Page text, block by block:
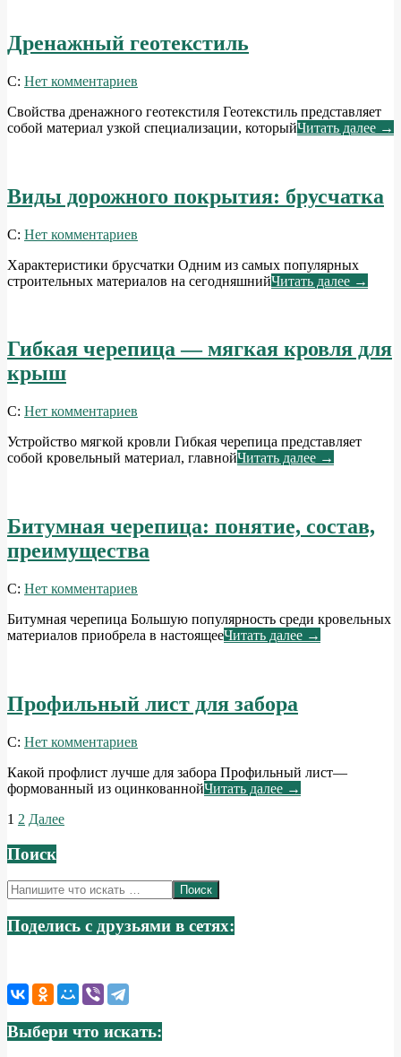
Дренажный геотекстиль
2014-
04
С: Нет комментариев
Свойства дренажного геотекстиля Геотекстиль представляет
собой материал узкой специализации, которыйЧитать далее →
Виды дорожного покрытия: брусчатка
2014-
01
С: Нет комментариев
Характеристики брусчатки Одним из самых популярных
строительных материалов на сегодняшнийЧитать далее →
Гибкая черепица — мягкая кровля для
крыш
2014-
29
С: Нет комментариев
Устройство мягкой кровли Гибкая черепица представляет
собой кровельный материал, главнойЧитать далее →
Битумная черепица: понятие, состав,
преимущества
2014-
26
С: Нет комментариев
Битумная черепица Большую популярность среди кровельных
материалов приобрела в настоящееЧитать далее →
Профильный лист для забора
2014-
23
С: Нет комментариев
Какой профлист лучше для забора Профильный лист—
формованный из оцинкованнойЧитать далее →
Пагинация
записей
1 2 Далее
Поиск
Поиск
Поделись с друзьями в сетях:
Выбери что искать: